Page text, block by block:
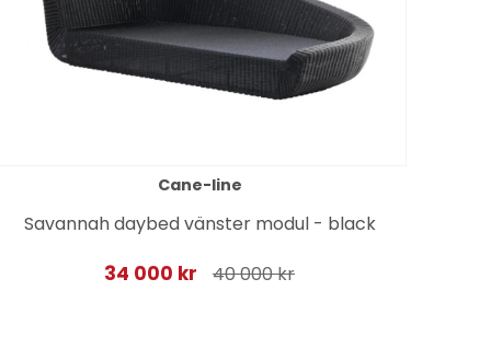
Cane-line
Savannah daybed vänster modul - black
34 000 kr 40 000 kr